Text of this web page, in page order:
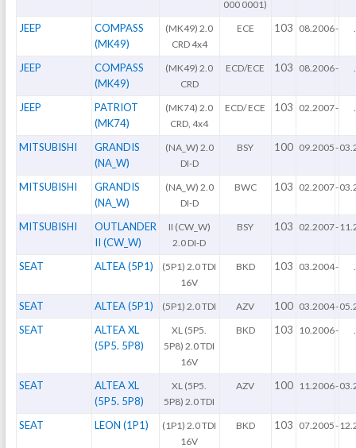
000 0001)
JEEP
COMPASS
(MK49)
(MK49) 2.0
CRD 4x4
ECE 103 08.2006-
JEEP
COMPASS
(MK49)
(MK49) 2.0
CRD
ECD/ECE 103 08.2006-
JEEP
PATRIOT
(MK74)
(MK74) 2.0
CRD, 4x4
ECD/ ECE 103 02.2007-
MITSUBISHI
GRANDIS
(NA_W)
(NA_W) 2.0
DI-D
BSY 100 09.2005-
MITSUBISHI
GRANDIS
(NA_W)
(NA_W) 2.0
DI-D
BWC 103 02.2007-
MITSUBISHI
OUTLANDER
II (CW_W)
II (CW_W)
2.0 DI-D
BSY 103 02.2007-
SEAT ALTEA (5P1)
(5P1) 2.0 TDI
16V
BKD 103 03.2004-
SEAT ALTEA (5P1) (5P1) 2.0 TDI AZV 100 03.2004-
SEAT
ALTEA XL
(5P5. 5P8)
XL (5P5.
5P8) 2.0 TDI
16V
BKD 103 10.2006-
SEAT
ALTEA XL
(5P5. 5P8)
XL (5P5.
5P8) 2.0 TDI
AZV 100 11.2006-
SEAT LEON (1P1)
(1P1) 2.0 TDI
16V
BKD 103 07.2005-